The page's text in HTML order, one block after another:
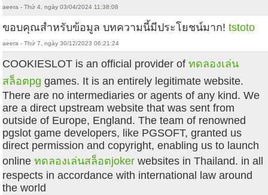
aeera - Thứ 4, ngày 03/04/2024 11:38:08
ขอบคุณสำหรับข้อมูล บทความนี้มีประโยชน์มาก!tstoto
aeera - Thứ 7, ngày 30/12/2023 06:21:24
COOKIESLOT is an official provider ofทดลองเล่น
สล็อตpg games. It is an entirely legitimate website.
There are no intermediaries or agents of any kind. We
are a direct upstream website that was sent from
outside of Europe, England. The team of renowned
pgslot game developers, like PGSOFT, granted us
direct permission and copyright, enabling us to launch
onlineทดลองเล่นสล็อตjoker websites in Thailand. in all
respects in accordance with international law around
the world